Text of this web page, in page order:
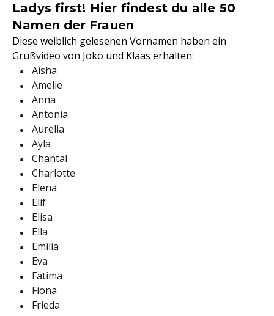
Ladys first! Hier findest du alle 50
Namen der Frauen
Diese weiblich gelesenen Vornamen haben ein
Grußvideo von Joko und Klaas erhalten:
Aisha
Amelie
Anna
Antonia
Aurelia
Ayla
Chantal
Charlotte
Elena
Elif
Elisa
Ella
Emilia
Eva
Fatima
Fiona
Frieda